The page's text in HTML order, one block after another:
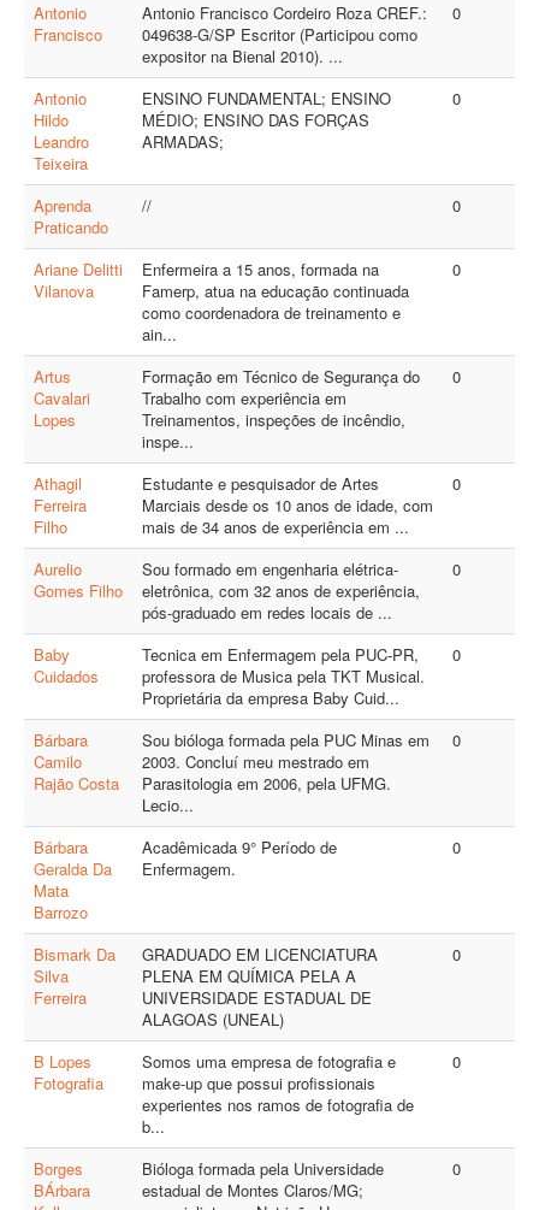
Antonio
Francisco
Antonio Francisco Cordeiro Roza CREF.:
049638-G/SP Escritor (Participou como
expositor na Bienal 2010). ...
0
Antonio
Hildo
Leandro
Teixeira
ENSINO FUNDAMENTAL; ENSINO
MÉDIO; ENSINO DAS FORÇAS
ARMADAS;
0
Aprenda
Praticando
// 0
Ariane Delitti
Vilanova
Enfermeira a 15 anos, formada na
Famerp, atua na educação continuada
como coordenadora de treinamento e
ain...
0
Artus
Cavalari
Lopes
Formação em Técnico de Segurança do
Trabalho com experiência em
Treinamentos, inspeções de incêndio,
inspe...
0
Athagil
Ferreira
Filho
Estudante e pesquisador de Artes
Marciais desde os 10 anos de idade, com
mais de 34 anos de experiência em ...
0
Aurelio
Gomes Filho
Sou formado em engenharia elétrica-
eletrônica, com 32 anos de experiência,
pós-graduado em redes locais de ...
0
Baby
Cuidados
Tecnica em Enfermagem pela PUC-PR,
professora de Musica pela TKT Musical.
Proprietária da empresa Baby Cuid...
0
Bárbara
Camilo
Rajão Costa
Sou bióloga formada pela PUC Minas em
2003. Concluí meu mestrado em
Parasitologia em 2006, pela UFMG.
Lecio...
0
Bárbara
Geralda Da
Mata
Barrozo
Acadêmicada 9° Período de
Enfermagem.
0
Bismark Da
Silva
Ferreira
GRADUADO EM LICENCIATURA
PLENA EM QUÍMICA PELA A
UNIVERSIDADE ESTADUAL DE
ALAGOAS (UNEAL)
0
B Lopes
Fotografia
Somos uma empresa de fotografia e
make-up que possui profissionais
experientes nos ramos de fotografia de
b...
0
Borges
BÁrbara
Bióloga formada pela Universidade
estadual de Montes Claros/MG;
0